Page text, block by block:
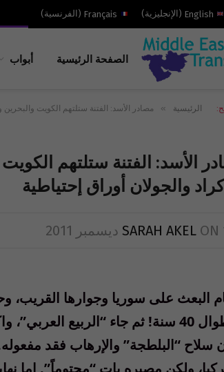
English
( الإنجليزية)
Français
( الفرنسية)
الصفحة الرئيسية أبواب
الرئيسية » مصادر الأسد: الفتنة ستلتهم الكويت والبحرين
الأسد: الفتنة ستلتهم
والجولان أوراق إحتياطية
SARAH AKEL ON
على سوريا وجوارها القريب،
والإرهاب طوال 40 سنة! ثم جاء
سلاح “البلطجة” والإرهاب فقد
ولكن مصيره بات “محتوماً”. إما